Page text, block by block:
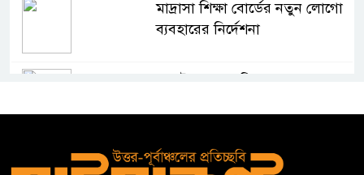
মাদ্রাসা শিক্ষা বোর্ডের নতুন লোগো
ব্যবহারের নির্দেশনা
কুলাউড়ায় একাধিক মামলার
কুলাউড়ার ভাটেরা স্টেশন বাজারে